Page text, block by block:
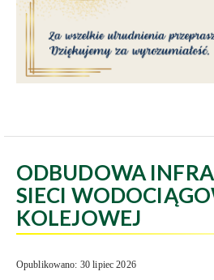
ODBUDOWA
SIECI
KOLEJOWEJ
Opublikowano: 30 lipiec 2026